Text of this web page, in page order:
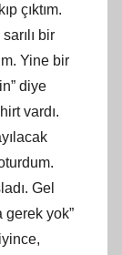
çıktım.
bir
Yine bir
diye
vardı.
Gel
gerek yok”